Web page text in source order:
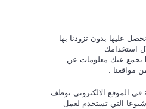
عليها بدون تزودنا بها
استخدامك
نجمع عنك معلومات عن
مواقعنا .
فى الموقع الالكترونى توظف
شيوعا التي تستخدم لعمل